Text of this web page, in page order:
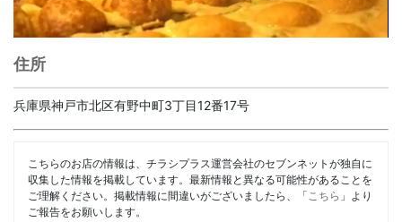
住所
兵庫県神戸市北区有野中町3丁目12番17号
こちらのお店の情報は、チラシプラス運営会社のセブンネットが独自に
収集した情報を掲載しています。最新情報と異なる可能性があることを
ご理解ください。掲載情報に間違いがございましたら、「 こちら 」より
ご報告をお願いします。